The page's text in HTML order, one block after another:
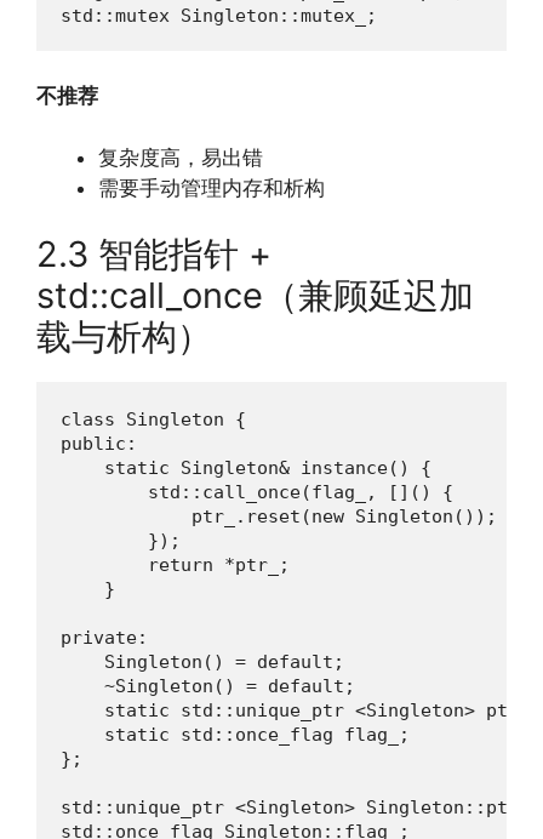
std::mutex Singleton::mutex_;
不推荐
复杂度高，易出错
需要手动管理内存和析构
2.3 智能指针 +
std::call_once（兼顾延迟加
载与析构）
class Singleton {
public:
    static Singleton& instance() {
        std::call_once(flag_, []() {
            ptr_.reset(new Singleton());
        });
        return *ptr_;
    }
private:
    Singleton() = default;
    ~Singleton() = default;
    static std::unique_ptr <Singleton> ptr_;
    static std::once_flag flag_;
};
std::unique_ptr <Singleton> Singleton::ptr_;
std::once_flag Singleton::flag_;